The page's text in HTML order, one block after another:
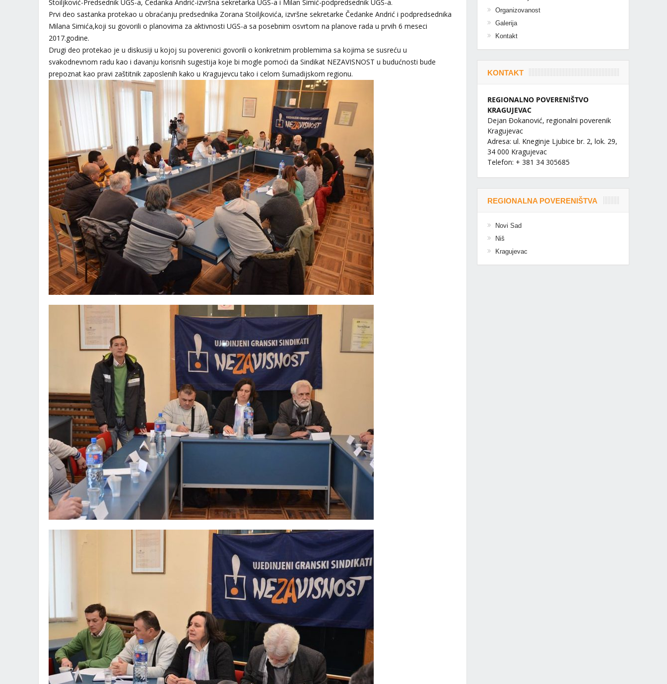
Stoiljković-Predsednik UGS-a, Čedanka Andrić-izvršna sekretarka UGS-a i Milan Simić-podpredsednik UGS-a.
Prvi deo sastanka protekao u obraćanju predsednika Zorana Stoiljkovića, izvršne sekretarke Čedanke Andrić i podpredsednika
Milana Simića,koji su govorili o planovima za aktivnosti UGS-a sa posebnim osvrtom na planove rada u prvih 6 meseci
2017.godine.
Drugi deo protekao je u diskusiji u kojoj su poverenici govorili o konkretnim problemima sa kojima se susreću u
svakodnevnom radu kao i davanju korisnih sugestija koje bi mogle pomoći da Sindikat NEZAVISNOST u budućnosti bude
prepoznat kao pravi zaštitnik zaposlenih kako u Kragujevcu tako i celom šumadijskom regionu.
Organizovanost
Galerija
Kontakt
KONTAKT
REGIONALNO POVERENIŠTVO
KRAGUJEVAC
Dejan Đokanović, regionalni poverenik
Kragujevac
Adresa: ul. Kneginje Ljubice br. 2, lok. 29,
34 000 Kragujevac
Telefon: + 381 34 305685
REGIONALNA POVERENIŠTVA
Novi Sad
Niš
Kragujevac